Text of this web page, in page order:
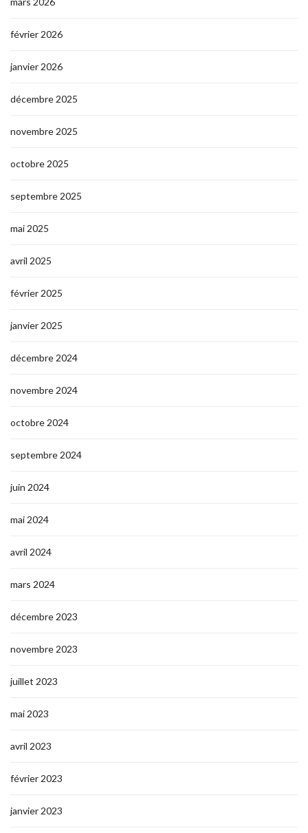
février 2026
janvier 2026
décembre 2025
novembre 2025
octobre 2025
septembre 2025
mai 2025
avril 2025
février 2025
janvier 2025
décembre 2024
novembre 2024
octobre 2024
septembre 2024
juin 2024
mai 2024
avril 2024
mars 2024
décembre 2023
novembre 2023
juillet 2023
mai 2023
avril 2023
février 2023
janvier 2023